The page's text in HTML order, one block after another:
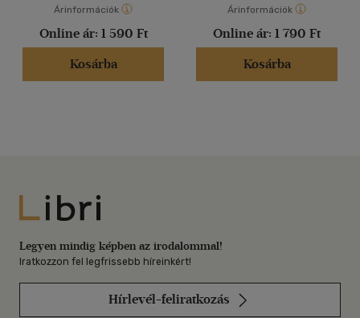
Árinformációk
Online ár: 1 590 Ft
Kosárba
Árinformációk
Online ár: 1 790 Ft
Kosárba
Libri
Legyen mindig képben az irodalommal!
Iratkozzon fel legfrissebb híreinkért!
Hírlevél-feliratkozás